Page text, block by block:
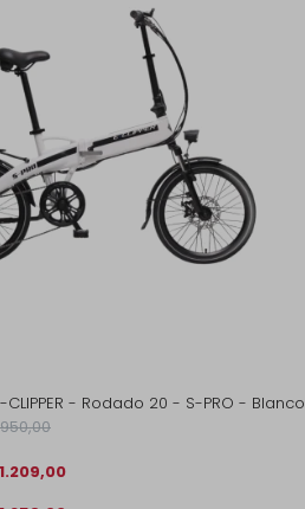
- Rodado 20 - S-PRO - Blanco
1.209,00